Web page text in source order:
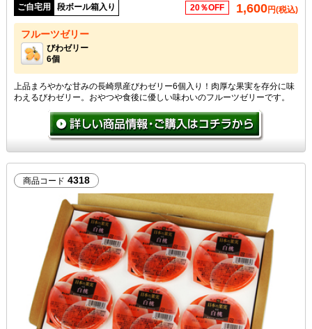
ご自宅用 段ボール箱入り 20％OFF 1,600円(税込)
フルーツゼリー
びわゼリー
6個
上品まろやかな甘みの長崎県産びわゼリー6個入り！肉厚な果実を存分に味
わえるびわゼリー。おやつや食後に優しい味わいのフルーツゼリーです。
商品コード 4318